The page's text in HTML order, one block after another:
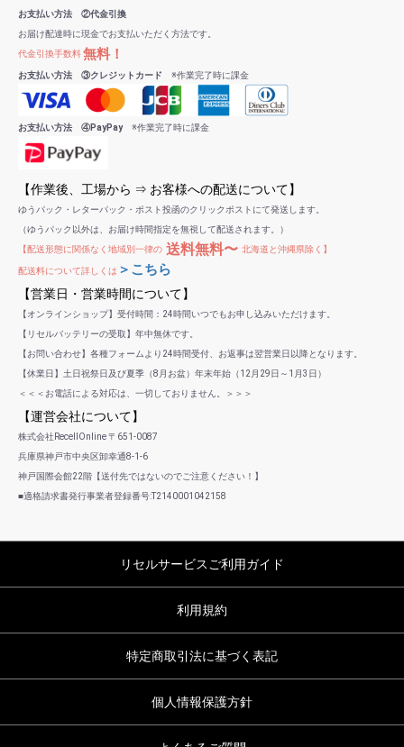
お支払い方法 ②代金引換
お届け配達時に現金でお支払いただく方法です。
代金引換手数料無料！
お支払い方法 ③クレジットカード ※作業完了時に課金
お支払い方法 ④PayPay※作業完了時に課金
【作業後、工場から ⇒ お客様への配送について】
ゆうパック・レターパック・ポスト投函のクリックポストにて発送します。
（ゆうパック以外は、お届け時間指定を無視して配送されます。）
【配送形態に関係なく地域別一律の 送料無料〜 北海道と沖縄県除く】
配送料について詳しくは ＞こちら
【営業日・営業時間について】
【オンラインショップ】受付時間：24時間いつでもお申し込みいただけます。
【リセルバッテリーの受取】年中無休です。
【お問い合わせ】各種フォームより24時間受付、お返事は翌営業日以降となります。
【休業日】土日祝祭日及び夏季（8月お盆）年末年始（12月29日～1月3日）
＜＜＜お電話による対応は、一切しておりません。＞＞＞
【運営会社について】
株式会社RecellOnline 〒651-0087
兵庫県神戸市中央区卸幸通8-1-6
神戸国際会館22階【送付先ではないのでご注意ください！】
■適格請求書発行事業者登録番号:T2140001042158
リセルサービスご利用ガイド
利用規約
特定商取引法に基づく表記
個人情報保護方針